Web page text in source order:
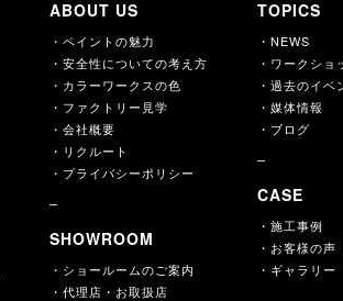
ABOUT US
・ペイントの魅力
・安全性についての考え方
・カラーワークスの色
・ファクトリー見学
・会社概要
・リクルート
・プライバシーポリシー
SHOWROOM
・ショールームのご案内
・代理店・お取扱店
TOPICS
・NEWS
・ワークショ
・過去のイベ
・媒体情報
・ブログ
CASE
・施工事例
・お客様の声
・ギャラリー